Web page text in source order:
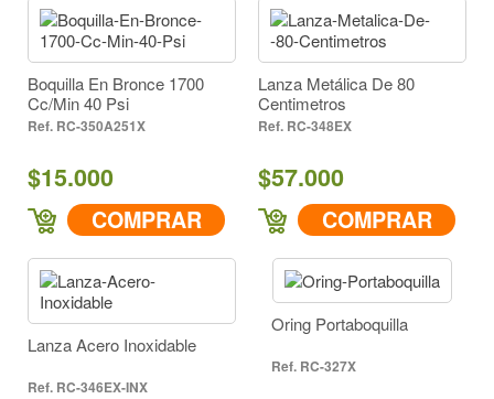
Boquilla En Bronce 1700
Cc/Min 40 Psi
RC-350A251X
$15.000
COMPRAR
Lanza Metálica De 80
Centimetros
RC-348EX
$57.000
COMPRAR
Lanza Acero Inoxidable
RC-346EX-INX
Oring Portaboquilla
RC-327X